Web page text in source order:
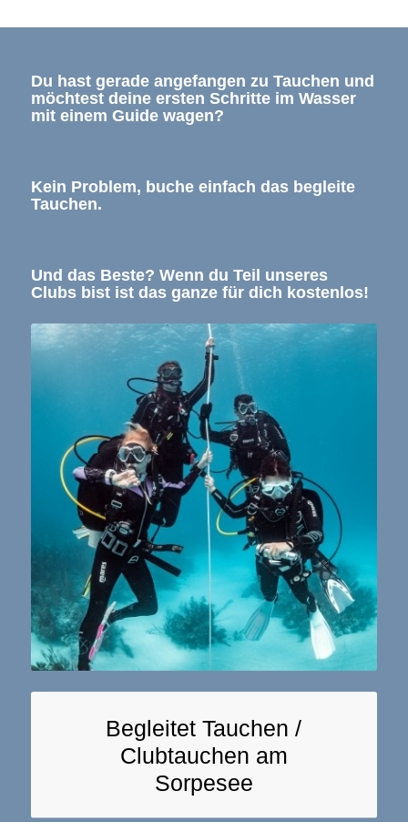
Du hast gerade angefangen zu Tauchen und
möchtest deine ersten Schritte im Wasser
mit einem Guide wagen?
Kein Problem, buche einfach das begleite
Tauchen.
Und das Beste? Wenn du Teil unseres
Clubs bist ist das ganze für dich kostenlos!
Begleitet Tauchen /
Clubtauchen am
Sorpesee